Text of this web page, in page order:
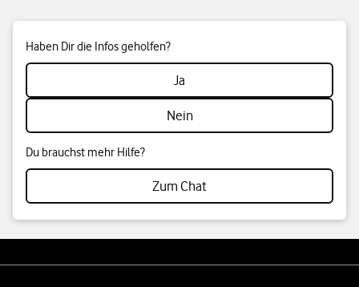
Haben Dir die Infos geholfen?
Ja
Nein
Du brauchst mehr Hilfe?
Zum Chat